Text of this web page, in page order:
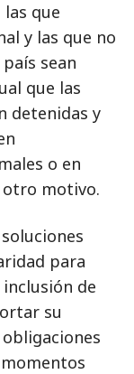
que
y las que no
sean
que las
detenidas y
o en
otro motivo.
para
de
su